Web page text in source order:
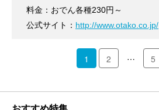
料金：おでん各種230円～
公式サイト： http://www.otako.co.jp/
1 2 … 5